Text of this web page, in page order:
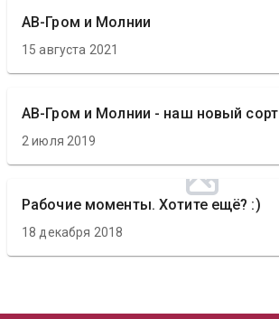
АВ-Гром и Молнии
15 августа 2021
АВ-Гром и Молнии - наш новый сорт
2 июля 2019
Рабочие моменты. Хотите ещё? :)
18 декабря 2018